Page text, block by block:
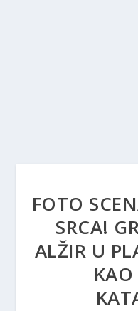
FOTO
SRCA!
ALŽIR U
KAO